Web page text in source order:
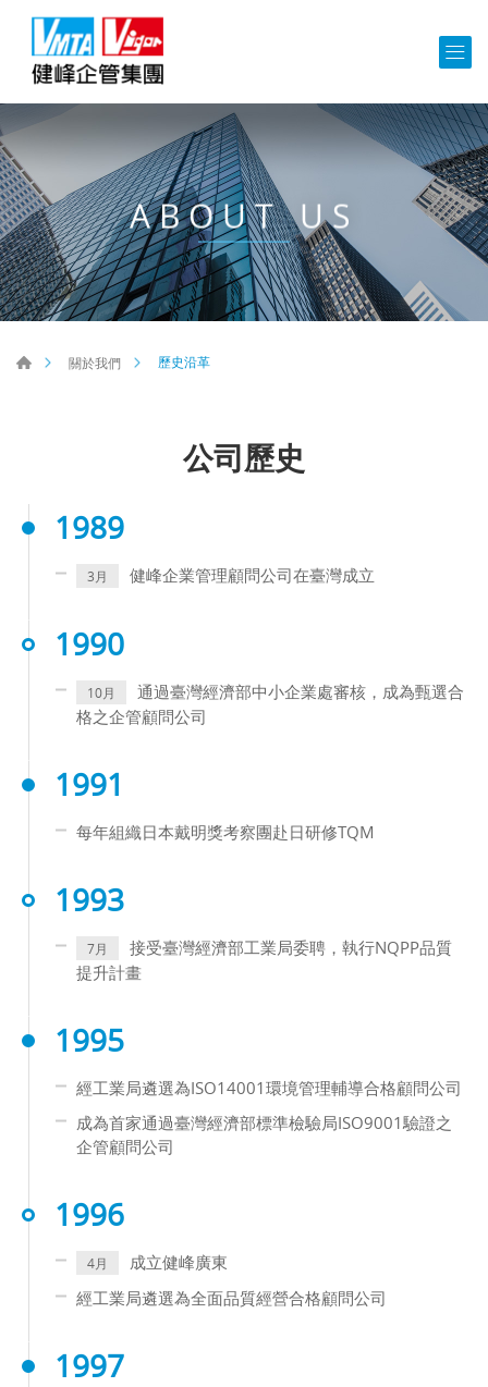
ABOUT US
關於我們 歷史沿革
公司歷史
1989
3月 健峰企業管理顧問公司在臺灣成立
1990
10月
通過臺灣經濟部中小企業處審核，成為甄選合
格之企管顧問公司
1991
每年組織日本戴明獎考察團赴日研修TQM
1993
7月
接受臺灣經濟部工業局委聘，執行NQPP品質
提升計畫
1995
經工業局遴選為ISO14001環境管理輔導合格顧問公司
成為首家通過臺灣經濟部標準檢驗局ISO9001驗證之
企管顧問公司
1996
4月
成立健峰廣東
經工業局遴選為全面品質經營合格顧問公司
1997